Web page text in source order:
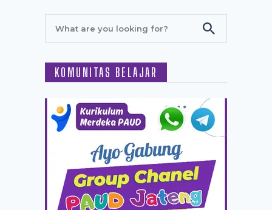
KOMUNITAS BELAJAR